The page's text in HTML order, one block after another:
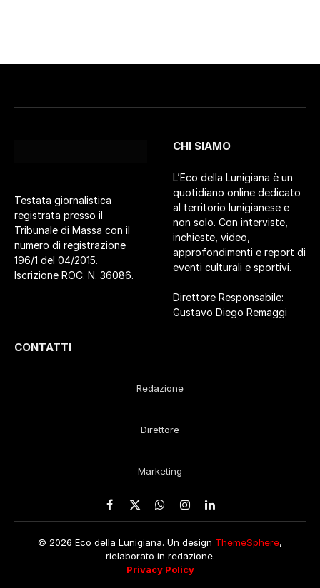
Testata giornalistica
registrata presso il
Tribunale di Massa con il
numero di registrazione
196/1 del 04/2015.
Iscrizione ROC. N. 36086.
CHI SIAMO
L’Eco della Lunigiana è un
quotidiano online dedicato
al territorio lunigianese e
non solo. Con interviste,
inchieste, video,
approfondimenti e report di
eventi culturali e sportivi.
Direttore Responsabile:
Gustavo Diego Remaggi
CONTATTI
Redazione
Direttore
Marketing
Facebook
X
WhatsApp
Instagram
LinkedIn
© 2026 Eco della Lunigiana. Un design ThemeSphere,
rielaborato in redazione.
Privacy Policy